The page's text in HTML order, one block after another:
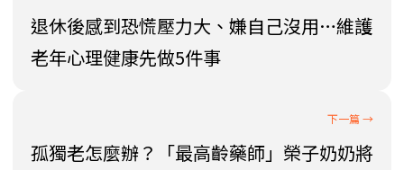
退休後感到恐慌壓力大、嫌自己沒用…維護
老年心理健康先做5件事
孤獨老怎麼辦？「最高齡藥師」榮子奶奶將